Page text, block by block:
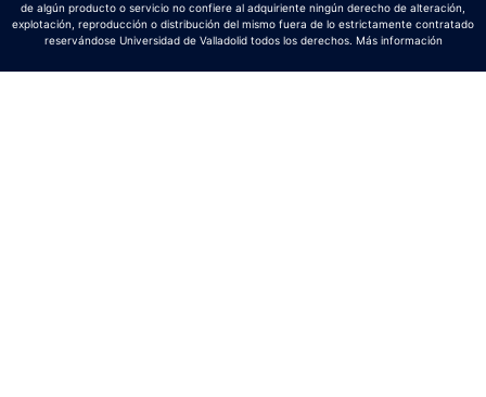
de algún producto o servicio no confiere al adquiriente ningún derecho de alteración,
explotación, reproducción o distribución del mismo fuera de lo estrictamente contratado
reservándose Universidad de Valladolid todos los derechos. Más información